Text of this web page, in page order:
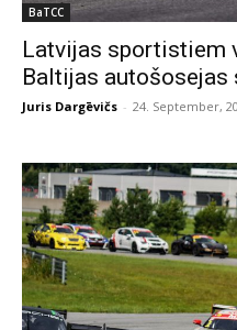
BaTCC
Latvijas sportistiem
Baltijas autošosejas
Juris Dargēvičs - 24. September,